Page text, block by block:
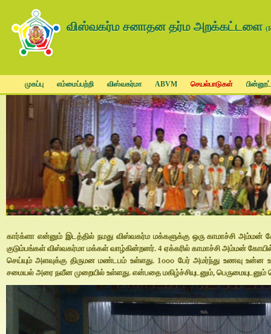
விஸ்வகர்ம சனாதன தர்ம அறக்கட்டளை
முகப்பு எம்மைப்பற்றி விஸ்வகர்மா ABVM செயல்பாடுகள்
கார்க்ளா என்னும் இடத்தில் நமது விஸ்வகர்ம மக்களுக்கு ஒரு காமாச்சி அம்மன்
குடும்பங்கள் விஸ்வகர்மா மக்கள் வாழ்கின்றனர். 4 ஏக்கரில் காமாச்சி அம்மன் கோயில்
செய்யும் அளவுக்கு திருமன மண்டபம் உள்ளது. 1௦௦௦ பேர் அமர்ந்து உணவு உன்ன
சமையல் அரை நவீன முறையில் உள்ளது. என்பதை மகிழ்ச்சியுடனும், பெருமையுடனும்